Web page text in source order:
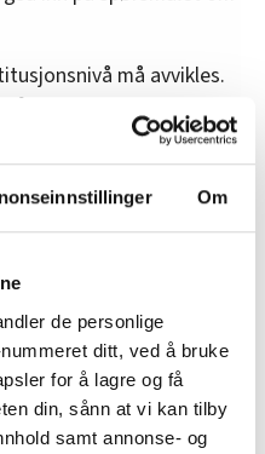
Om
de personlige
ditt, ved å bruke
for å lagre og få
din, sånn at vi kan tilby
samt annonse- og
må avvikles.
til Horisont Europa,
med Israel. Det er
det er til israelsk
bidra inn der med våre
å kutte det
israelske
så langt når det gjelder